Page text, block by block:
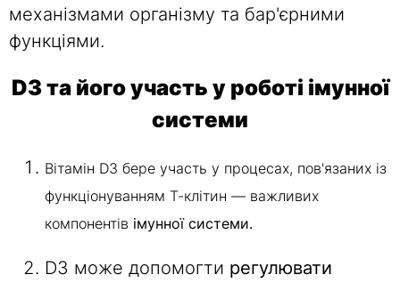
механізмами організму та бар'єрними
функціями.
D3 та його участь у роботі імунної
системи
Вітамін D3 бере участь у процесах, пов'язаних із
функціонуванням Т-клітин — важливих
компонентів імунної системи.
D3 може допомогти регулювати